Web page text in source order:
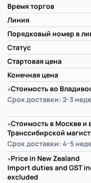
Время торгов
Линия
Порядковый номер в
Статус
Стартовая цена
Конечная цена
∗Стоимость во
Срок доставки: 2-3
∗Стоимость в Москве и
Транссибирской
Срок доставки: 4-5
∗Price in New Zealand
Import duties and GST
excluded